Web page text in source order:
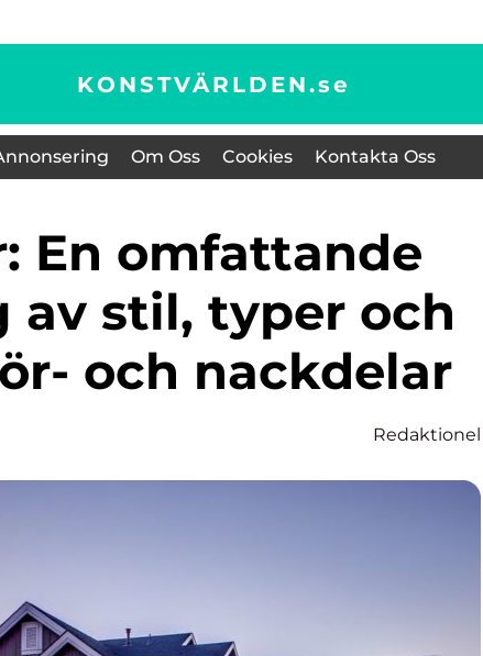
KONSTVÄRLDEN.se
Om Oss Cookies Kontakta Oss
av stil, typer och
och nackdelar
Redaktionel